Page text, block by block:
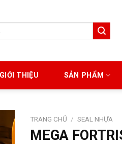
GIỚI THIỆU SẢN PHẨM
TRANG CHỦ / SEAL NHỰA
MEGA